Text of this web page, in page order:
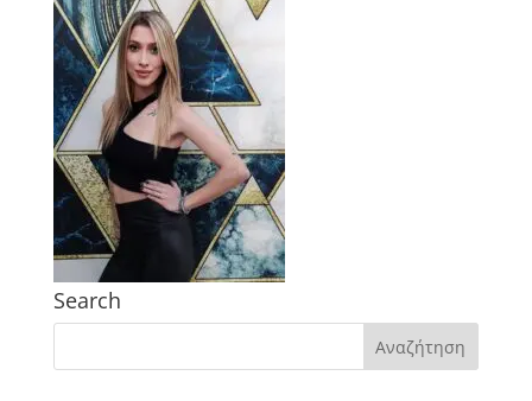
Search